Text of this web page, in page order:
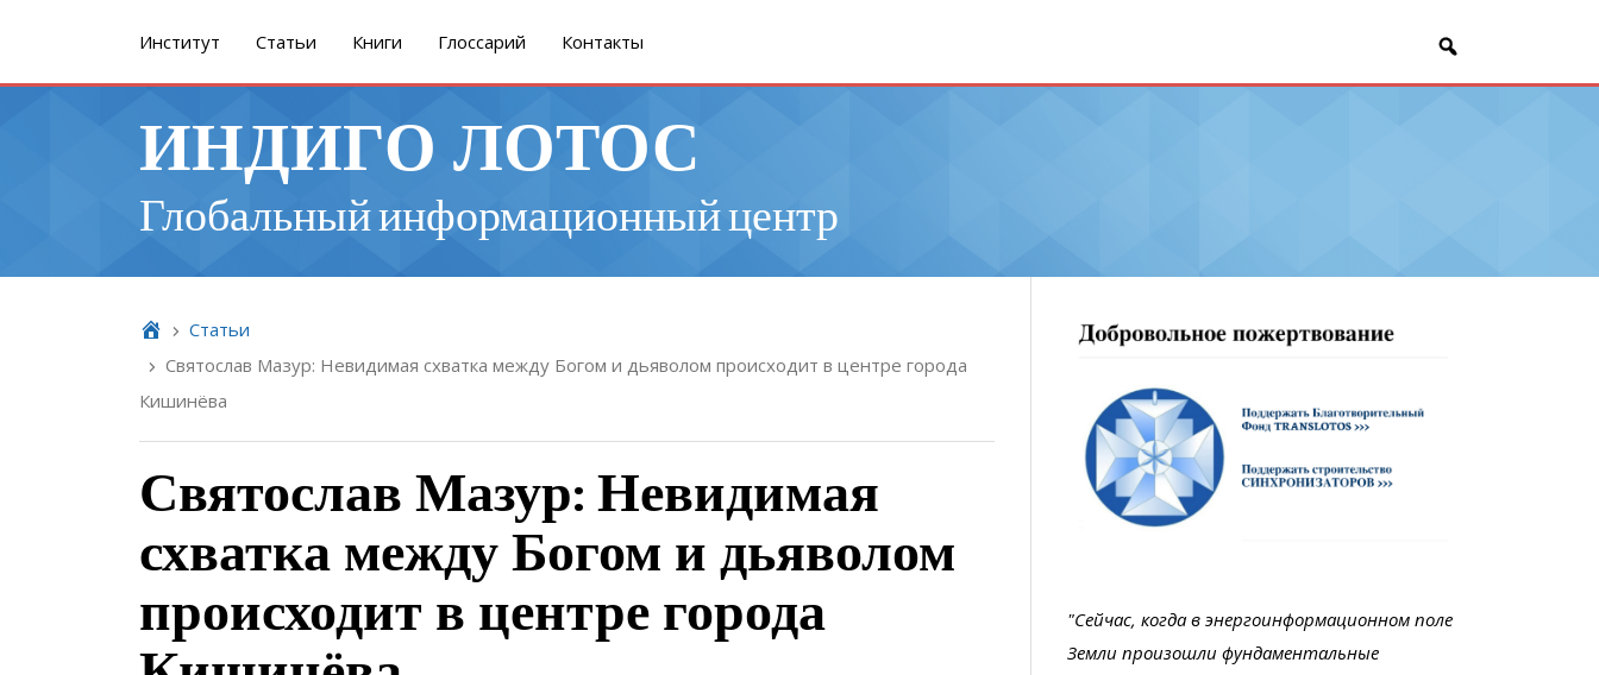
Институт Cтатьи Книги Глоссарий Контакты
ИНДИГО ЛОТОС
Глобальный информационный центр
Cтатьи
Святослав Мазур: Невидимая схватка между Богом и дьяволом происходит в центре города
Кишинёва
Святослав Мазур: Невидимая
схватка между Богом и дьяволом
происходит в центре города
"Сейчас, когда в энергоинформационном поле
Земли произошли фундаментальные